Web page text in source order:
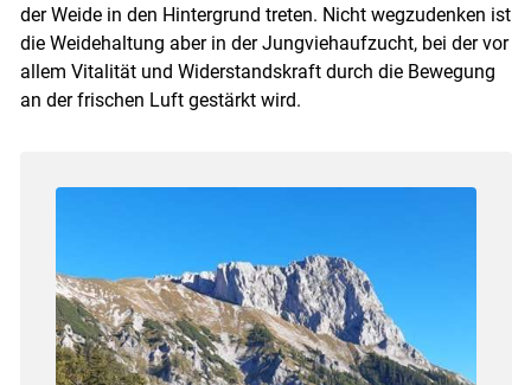
der Weide in den Hintergrund treten. Nicht wegzudenken ist
die Weidehaltung aber in der Jungviehaufzucht, bei der vor
allem Vitalität und Widerstandskraft durch die Bewegung
an der frischen Luft gestärkt wird.